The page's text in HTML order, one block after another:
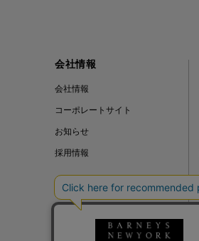
会社情報
会社情報
コーポレートサイト
お知らせ
採用情報